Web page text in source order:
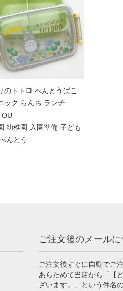
のトトロ べんとうばこ
ック らんち ランチ
幼稚園 入園準備 子ども
んとう
ご注文後のメールに
ご注文後すぐに自動でご
あらためて当店から「【
ざいます。」という件名